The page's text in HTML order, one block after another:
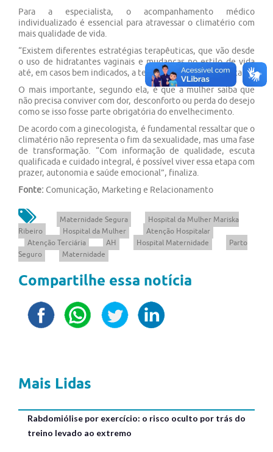
Para a especialista, o acompanhamento médico
individualizado é essencial para atravessar o climatério com
mais qualidade de vida.
“Existem diferentes estratégias terapêuticas, que vão desde
o uso de hidratantes vaginais e mudanças no estilo de vida
até, em casos bem indicados, a terapia hormonal”, salienta.
O mais importante, segundo ela, é que a mulher saiba que
não precisa conviver com dor, desconforto ou perda do desejo
como se isso fosse parte obrigatória do envelhecimento.
De acordo com a ginecologista, é fundamental ressaltar que o
climatério não representa o fim da sexualidade, mas uma fase
de transformação. “Com informação de qualidade, escuta
qualificada e cuidado integral, é possível viver essa etapa com
prazer, autonomia e saúde emocional”, finaliza.
Fonte: Comunicação, Marketing e Relacionamento
Maternidade Segura
Hospital da Mulher Mariska
Ribeiro
Hospital da Mulher
Atenção Hospitalar
Atenção Terciária
AH Hospital Maternidade
Parto
Seguro
Maternidade
Compartilhe essa notícia
Mais Lidas
Rabdomiólise por exercício: o risco oculto por trás do
treino levado ao extremo